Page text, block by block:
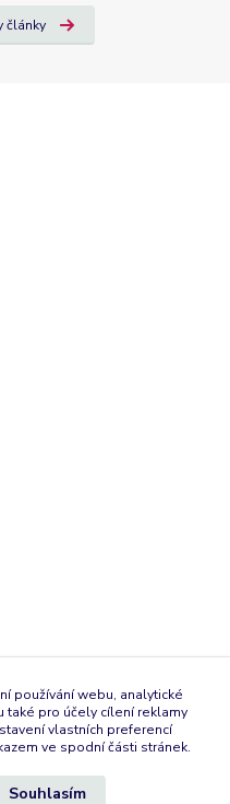
články
používání webu, analytické
také pro účely cílení reklamy
vlastních preferencí
ve spodní části stránek.
Souhlasím